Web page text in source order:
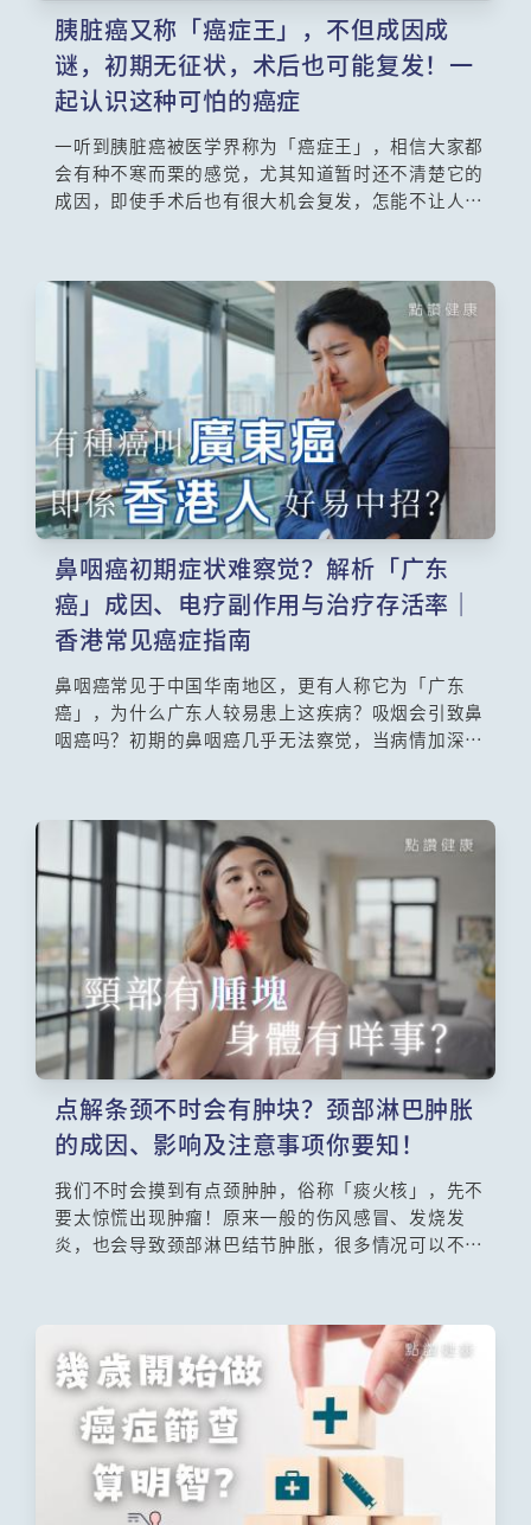
胰脏癌又称「癌症王」，不但成因成
谜，初期无征状，术后也可能复发！一
起认识这种可怕的癌症
一听到胰脏癌被医学界称为「癌症王」，相信大家都
会有种不寒而栗的感觉，尤其知道暂时还不清楚它的
成因，即使手术后也有很大机会复发，怎能不让人担
意，另外，有哪些族群被认为属高危人士？即使手术
后有一定的复发率，但患者仍可做哪些生活调节，尽
量减低复发的可能性？香港中文大学医学院肿瘤学系
教授陈林医生为大家详细讲解。
鼻咽癌初期症状难察觉？解析「广东
癌」成因、电疗副作用与治疗存活率｜
香港常见癌症指南
鼻咽癌常见于中国华南地区，更有人称它为「广东
癌」，为什么广东人较易患上这疾病？吸烟会引致鼻
咽癌吗？初期的鼻咽癌几乎无法察觉，当病情加深
医学院耳鼻咽喉–头颈外科学系系主任及教授陈英权教
授深度解析EBV病毒与鼻咽癌关系，破除咸鱼致癌迷
思，揭密电疗对耳鼻喉的长期影响，并提供香港鼻咽
癌治疗方案与最新存活率数据。男性发病风险比女性
高3倍，40-60岁族群必读！
点解条颈不时会有肿块？颈部淋巴肿胀
的成因、影响及注意事项你要知！
我们不时会摸到有点颈肿肿，俗称「痰火核」，先不
要太惊慌出现肿瘤！原来一般的伤风感冒、发烧发
炎，也会导致颈部淋巴结节肿胀，很多情况可以不药
胀，哪些情况需要担心？经常听到抽针检查，过程会
否很痛？威尔斯亲王医院耳鼻喉科部门主管王维扬医
生会为大家逐一讲解。